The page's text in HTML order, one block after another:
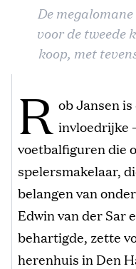
De
voor de tweede
koop, met
R ob Jansen
invloedrijke
voetbalfiguren die
spelersmakelaar,
belangen van
Edwin van der Sar
behartigde, zette
herenhuis in Den